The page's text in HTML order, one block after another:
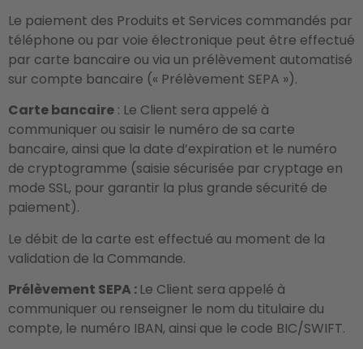
Le paiement des Produits et Services commandés par
téléphone ou par voie électronique peut être effectué
par carte bancaire ou via un prélèvement automatisé
sur compte bancaire (« Prélèvement SEPA »).
Carte bancaire : Le Client sera appelé à
communiquer ou saisir le numéro de sa carte
bancaire, ainsi que la date d’expiration et le numéro
de cryptogramme (saisie sécurisée par cryptage en
mode SSL, pour garantir la plus grande sécurité de
paiement).
Le débit de la carte est effectué au moment de la
validation de la Commande.
Prélèvement SEPA : Le Client sera appelé à
communiquer ou renseigner le nom du titulaire du
compte, le numéro IBAN, ainsi que le code BIC/SWIFT.